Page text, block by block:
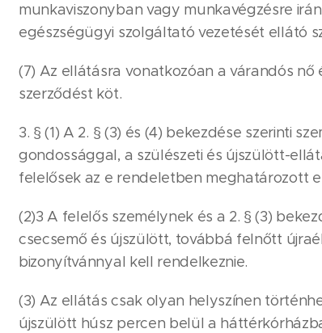
munkaviszonyban vagy munkavégzésre
egészségügyi szolgáltató vezetését ellátó
(7) Az ellátásra vonatkozóan a várandós
szerződést köt.
3. § (1) A 2. § (3) és (4) bekezdése szerinti
gondossággal, a szülészeti és újszülött-
felelősek az e rendeletben meghatározott
(2)3 A felelős személynek és a 2. § (3)
csecsemő és újszülött, továbbá felnőtt
bizonyítvánnyal kell rendelkeznie.
(3) Az ellátás csak olyan helyszínen
újszülött húsz percen belül a